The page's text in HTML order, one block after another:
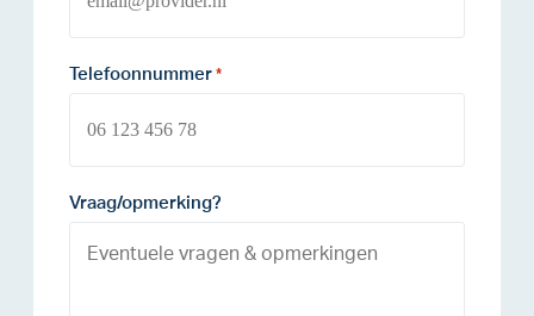
Telefoonnummer *
Vraag/opmerking?